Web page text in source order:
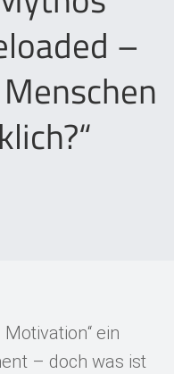
–
ein
– doch was ist